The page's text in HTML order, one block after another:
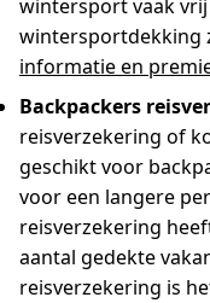
wintersport vaak
wintersportdekking
informatie en
Backpackers
reisverzekering of
geschikt voor
voor een langere
reisverzekering
aantal gedekte
reisverzekering is